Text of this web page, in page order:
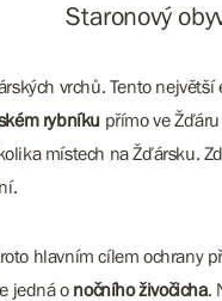
Staronový
vrchů. Tento největší
rybníku přímo ve
místech na Žďársku.
hlavním cílem ochrany
jedná o nočního živočicha.